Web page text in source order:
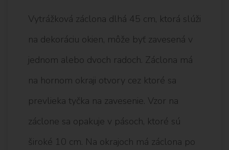
Vytrážková záclona dlhá 45 cm, ktorá slúži
na dekoráciu okien, môže byť zavesená v
jednom alebo dvoch radoch. Záclona má
na hornom okraji otvory cez ktoré sa
prevlieka tyčka na zavesenie. Vzor na
záclone sa opakuje v pásoch, ktoré sú
široké 10 cm. Na okrajoch má záclona po